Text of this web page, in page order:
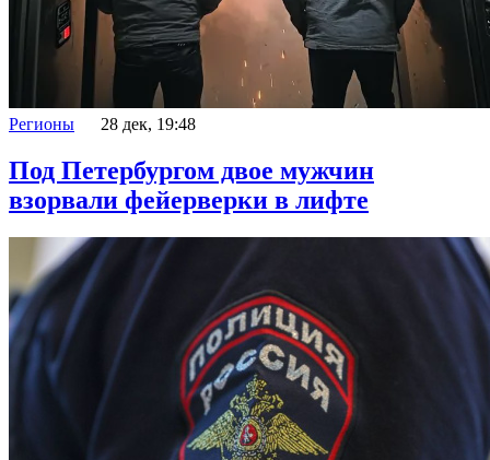
Регионы 28 дек, 19:48
Под Петербургом двое мужчин
взорвали фейерверки в лифте